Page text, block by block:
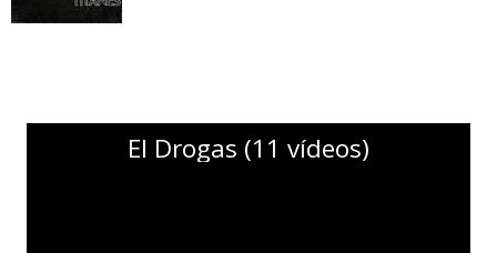
El Drogas (11 vídeos)